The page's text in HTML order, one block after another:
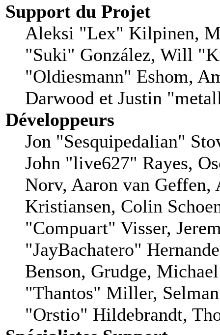
Support du Projet
Aleksi "Lex" Kilpinen,
"Suki" González, Will
"Oldiesmann" Eshom,
Darwood et Justin
Développeurs
Jon "Sesquipedalian"
John "live627" Rayes,
Norv, Aaron van
Kristiansen, Colin
"Compuart" Visser,
"JayBachatero"
Benson, Grudge,
"Thantos" Miller,
"Orstio" Hildebrandt,